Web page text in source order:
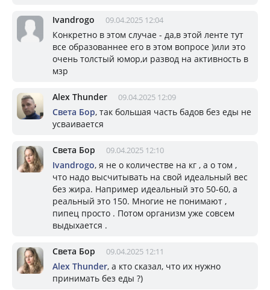
Ivandrogo 09.04.2025 12:04
Конкретно в этом случае - да,в этой ленте тут
все образованнее его в этом вопросе )или это
очень толстый юмор,и развод на активность в
мзр
Alex Thunder 09.04.2025 12:09
Света Бор, так большая часть бадов без еды не
усваивается
Света Бор 09.04.2025 12:10
Ivandrogo, я не о количестве на кг , а о том ,
что надо высчитывать на свой идеальный вес
без жира. Например идеальный это 50-60, а
реальный это 150. Многие не понимают ,
пипец просто . Потом организм уже совсем
выдыхается .
Света Бор 09.04.2025 12:11
Alex Thunder, а кто сказал, что их нужно
принимать без еды ?)